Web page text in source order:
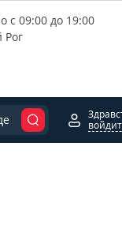
с 09:00 до 19:00
Рог